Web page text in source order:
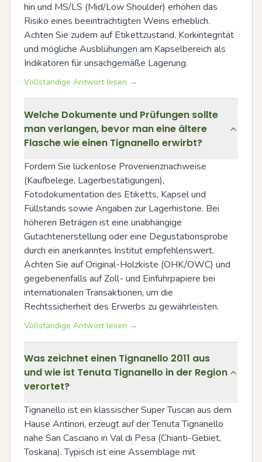
hin und MS/LS (Mid/Low Shoulder) erhöhen das
Risiko eines beeinträchtigten Weins erheblich.
Achten Sie zudem auf Etikettzustand, Korkintegrität
und mögliche Ausblühungen am Kapselbereich als
Indikatoren für unsachgemäße Lagerung.
Vollständige Antwort lesen →
Welche Dokumente und Prüfungen sollte
man verlangen, bevor man eine ältere
Flasche wie einen Tignanello erwirbt?
Fordern Sie lückenlose Provenienznachweise
(Kaufbelege, Lagerbestätigungen),
Fotodokumentation des Etiketts, Kapsel und
Füllstands sowie Angaben zur Lagerhistorie. Bei
höheren Beträgen ist eine unabhängige
Gutachtenerstellung oder eine Degustationsprobe
durch ein anerkanntes Institut empfehlenswert.
Achten Sie auf Original-Holzkiste (OHK/OWC) und
gegebenenfalls auf Zoll- und Einfuhrpapiere bei
internationalen Transaktionen, um die
Rechtssicherheit des Erwerbs zu gewährleisten.
Vollständige Antwort lesen →
Was zeichnet einen Tignanello 2011 aus
und wie ist Tenuta Tignanello in der Region
verortet?
Tignanello ist ein klassischer Super Tuscan aus dem
Hause Antinori, erzeugt auf der Tenuta Tignanello
nahe San Casciano in Val di Pesa (Chianti-Gebiet,
Toskana). Typisch ist eine Assemblage mit